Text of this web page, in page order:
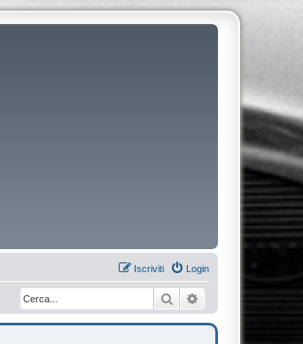
Login
Iscriviti
Cerca Ricerca avanzata